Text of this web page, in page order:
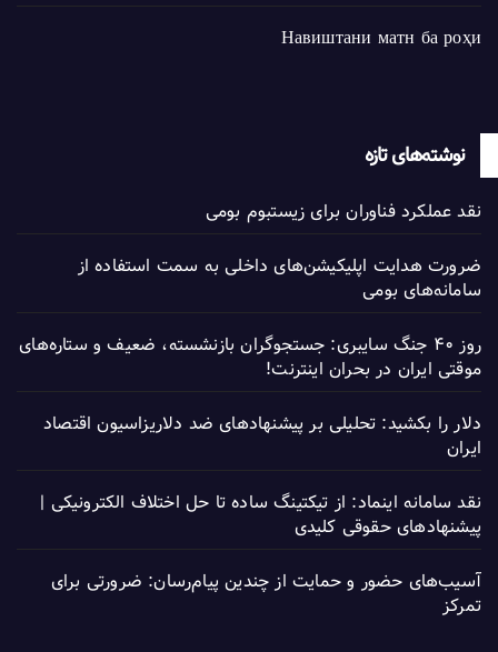
Навиштани матн ба роҳи
نوشته‌های تازه
نقد عملکرد فناوران برای زیستبوم بومی
ضرورت هدایت اپلیکیشن‌های داخلی به سمت استفاده از
سامانه‌های بومی
روز ۴۰ جنگ سایبری: جستجوگران بازنشسته، ضعیف و ستاره‌های
موقتی ایران در بحران اینترنت!
دلار را بکشید: تحلیلی بر پیشنهادهای ضد دلاریزاسیون اقتصاد
ایران
نقد سامانه اینماد: از تیکتینگ ساده تا حل اختلاف الکترونیکی |
پیشنهادهای حقوقی کلیدی
آسیب‌های حضور و حمایت از چندین پیام‌رسان: ضرورتی برای
تمرکز